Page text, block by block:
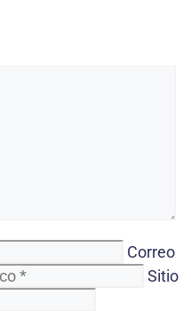
Correo
Sitio